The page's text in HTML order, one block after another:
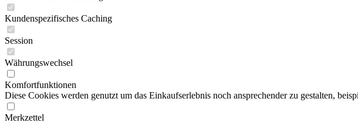
Kundenspezifisches Caching
Session
Währungswechsel
Komfortfunktionen
Diese Cookies werden genutzt um das Einkaufserlebnis noch ansprechender zu gestalten,
Merkzettel